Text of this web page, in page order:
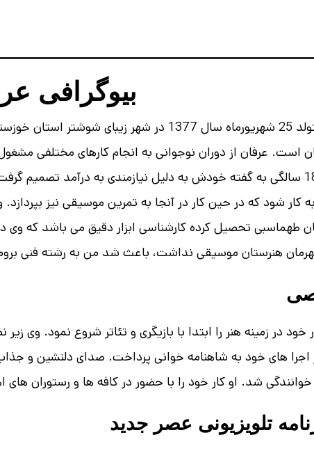
بیوگرافی
می باشد.
است. عرفان از دوران نوجوانی به انجام کارهای مختلفی
طهماسبی در سن 18 سالگی به گفته خودش به دلیل نیازمندی به
شود که در حین کار در آنجا به تمرین موسیقی نیز بپردازد.
طهماسبی تحصیل کرده کارشناسی ابزار دقیق می باشد که
هنرستان موسیقی نداشت، باعث شد من به رشته فنی بروم
خوانندگی شد. او کار خود را با حضور در کافه ها و رستوران
تلویزیونی عصر جدید